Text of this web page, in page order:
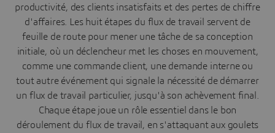
productivité, des clients insatisfaits et des pertes de chiffre
d'affaires. Les huit étapes du flux de travail servent de
feuille de route pour mener une tâche de sa conception
initiale, où un déclencheur met les choses en mouvement,
comme une commande client, une demande interne ou
tout autre événement qui signale la nécessité de démarrer
un flux de travail particulier, jusqu'à son achèvement final.
Chaque étape joue un rôle essentiel dans le bon
déroulement du flux de travail, en s'attaquant aux goulets